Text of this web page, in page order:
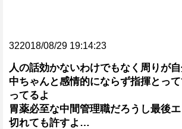
322018/08/29 19:14:23
人の話効かないわけでもなく周りが
中ちゃんと感情的にならず指揮とっ
ってるよ
胃薬必至な中間管理職だろうし最後
切れても許すよ…